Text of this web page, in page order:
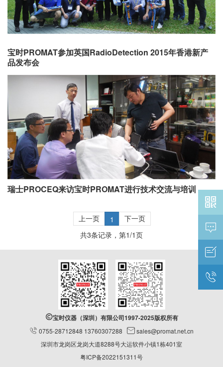
宝时PROMAT参加英国RadioDetection 2015年香港新产
品发布会
瑞士PROCEQ来访宝时PROMAT进行技术交流与培训
上一页 1
下一页
共3条记录，第1/1页
宝时仪器（深圳）有限公司1997-2025版权所有
 0755-28712848 13760307288 sales@promat.net.cn
深圳市龙岗区龙岗大道8288号大运软件小镇1栋401室
粤ICP备2022151311号



